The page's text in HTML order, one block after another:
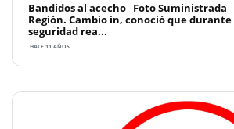
Bandidos al acecho Foto
Región. Cambio in, conoció que
seguridad rea...
HACE 11 AÑOS